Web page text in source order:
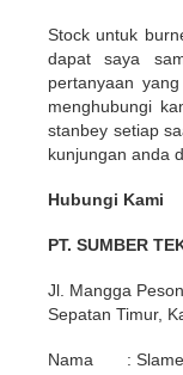
Stock untuk
dapat saya
pertanyaan
menghubungi
stanbey setiap
kunjungan anda
Hubungi Kami
PT. SUMBER
Jl. Mangga
Sepatan Timur,
Nama :